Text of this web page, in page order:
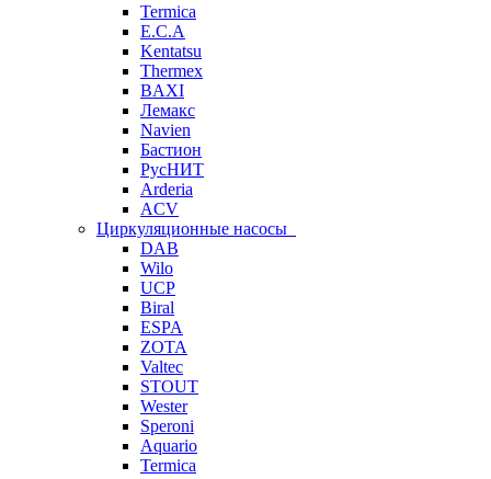
Termica
E.C.A
Kentatsu
Thermex
BAXI
Лемакс
Navien
Бастион
РусНИТ
Arderia
ACV
Циркуляционные насосы
DAB
Wilo
UCP
Biral
ESPA
ZOTA
Valtec
STOUT
Wester
Speroni
Aquario
Termica